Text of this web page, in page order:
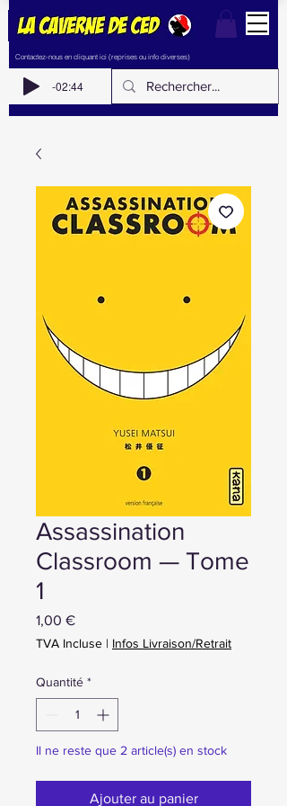
Contactez-nous en cliquant ici (reprises ou info diverses)
-02:44
Assassination
Classroom — Tome
1
1,00 €Prix
TVA Incluse | Infos Livraison/Retrait
Quantité *
Il ne reste que 2 article(s) en stock
Ajouter au panier